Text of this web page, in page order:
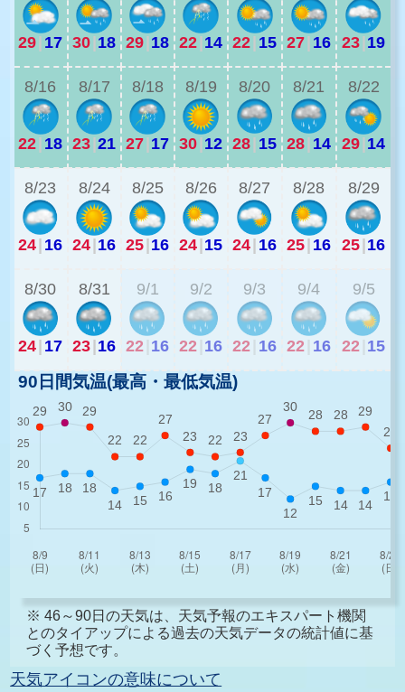
29| 17 30|18 29|18 22|14 22| 15 27| 16 23|19
8/16
22| 18
8/17
23|21
8/18
27|17
8/19
30|12
8/20
28| 15
8/21
28| 14
8/22
29|14
8/23
24| 16
8/24
24|16
8/25
25|16
8/26
24|15
8/27
24| 16
8/28
25| 16
8/29
25|16
8/30
24| 17
8/31
23|16
9/1
22 16
9/2
22 16
9/3
22 16
9/4
22 16
9/5
22 15
90日間気温(最高・最低気温)
※ 46～90日の天気は、天気予報のエキスパート機関
とのタイアップによる過去の天気データの統計値に基
づく予想です。
天気アイコンの意味について